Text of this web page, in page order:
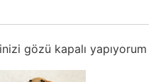
gözü kapalı yapıyorum